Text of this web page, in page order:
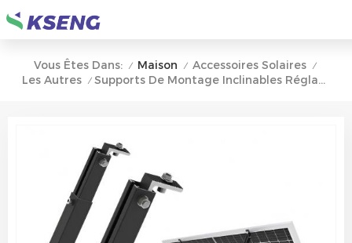
Vous Êtes Dans: / Maison / Accessoires Solaires /
Les Autres / Supports De Montage Inclinables Réglables Noirs Pour Panneaux Solaires